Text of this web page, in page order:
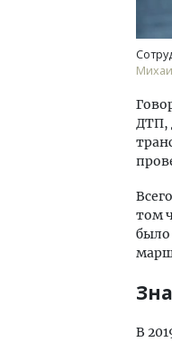
ДТП,
том
было
В